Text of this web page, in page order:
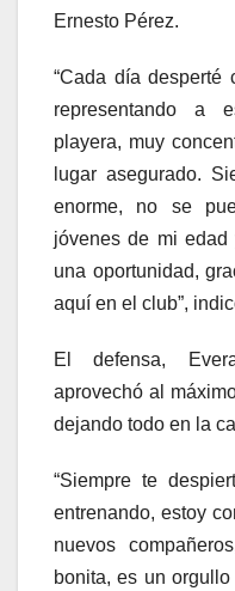
Ernesto Pérez.
“Cada día desperté
representando a
playera, muy
lugar asegurado.
enorme, no se
jóvenes de mi
una oportunidad,
aquí en el club”,
El defensa,
aprovechó al
dejando todo en la
“Siempre te
entrenando, estoy
nuevos
bonita, es un